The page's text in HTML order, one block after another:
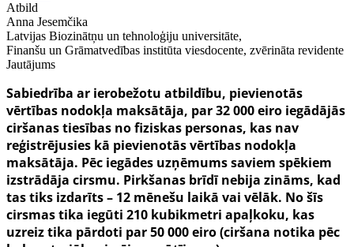
Atbild
Anna Jesemčika
Latvijas Biozinātņu un tehnoloģiju universitāte,
Finanšu un Grāmatvedības institūta viesdocente, zvērināta revidente
Jautājums
Sabiedrība ar ierobežotu atbildību, pievienotās
vērtības nodokļa maksātāja, par 32 000 eiro iegādājās
ciršanas tiesības no fiziskas personas, kas nav
reģistrējusies kā pievienotās vērtības nodokļa
maksātāja. Pēc iegādes uzņēmums saviem spēkiem
izstrādāja cirsmu. Pirkšanas brīdī nebija zināms, kad
tas tiks izdarīts – 12 mēnešu laikā vai vēlāk. No šīs
cirsmas tika iegūti 210 kubikmetri apaļkoku, kas
uzreiz tika pārdoti par 50 000 eiro (ciršana notika pēc